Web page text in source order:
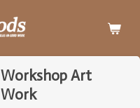
Workshop Art
Work